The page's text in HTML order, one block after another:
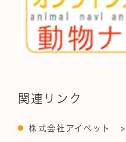
関連リンク
株式会社アイペット >